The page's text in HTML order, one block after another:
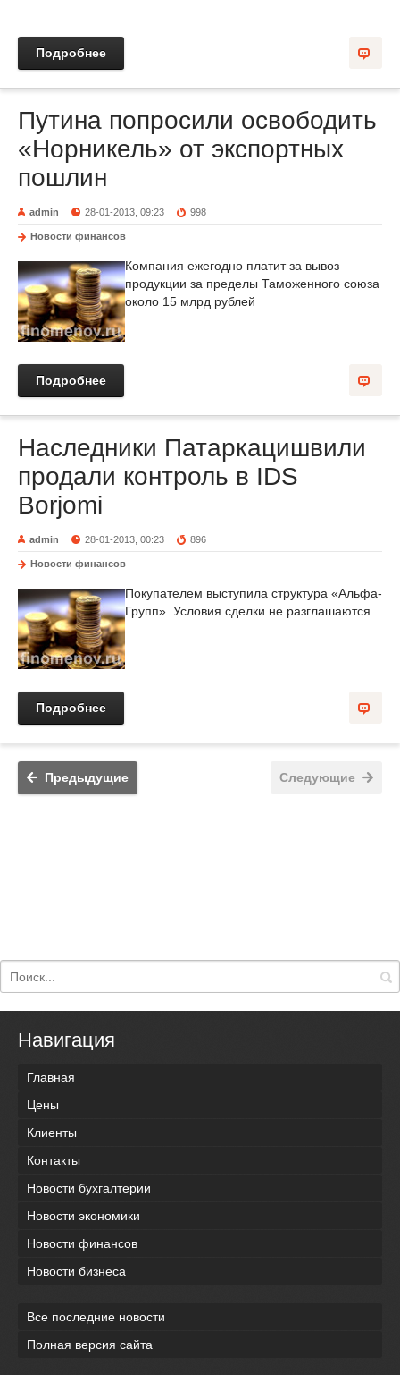
Подробнее
Путина попросили освободить
«Норникель» от экспортных
пошлин
admin 28-01-2013, 09:23 998
Новости финансов
Компания ежегодно платит за вывоз
продукции за пределы Таможенного союза
около 15 млрд рублей
Подробнее
Наследники Патаркацишвили
продали контроль в IDS
Borjomi
admin 28-01-2013, 00:23 896
Новости финансов
Покупателем выступила структура «Альфа-
Групп». Условия сделки не разглашаются
Подробнее
Предыдущие Следующие
Навигация
Главная
Цены
Клиенты
Контакты
Новости бухгалтерии
Новости экономики
Новости финансов
Новости бизнеса
Все последние новости
Полная версия сайта